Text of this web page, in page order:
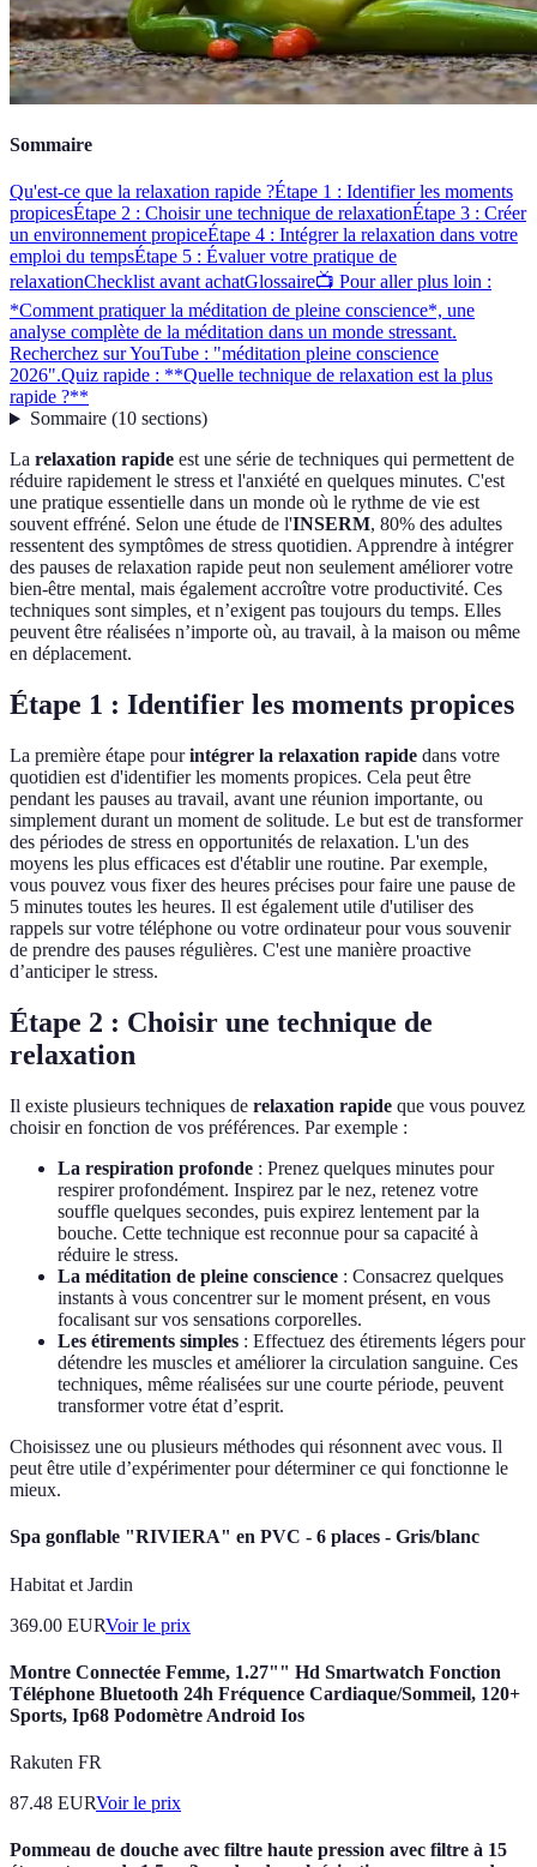
Sommaire
Qu'est-ce que la relaxation rapide ?Étape 1 : Identifier les moments
propicesÉtape 2 : Choisir une technique de relaxationÉtape 3 : Créer
un environnement propiceÉtape 4 : Intégrer la relaxation dans votre
emploi du tempsÉtape 5 : Évaluer votre pratique de
relaxationChecklist avant achatGlossaire📺 Pour aller plus loin :
*Comment pratiquer la méditation de pleine conscience*, une
analyse complète de la méditation dans un monde stressant.
Recherchez sur YouTube : "méditation pleine conscience
2026".Quiz rapide : **Quelle technique de relaxation est la plus
rapide ?**
Sommaire(10 sections)
La relaxation rapide est une série de techniques qui permettent de
réduire rapidement le stress et l'anxiété en quelques minutes. C'est
une pratique essentielle dans un monde où le rythme de vie est
souvent effréné. Selon une étude de l'INSERM, 80% des adultes
ressentent des symptômes de stress quotidien. Apprendre à intégrer
des pauses de relaxation rapide peut non seulement améliorer votre
bien-être mental, mais également accroître votre productivité. Ces
techniques sont simples, et n’exigent pas toujours du temps. Elles
peuvent être réalisées n’importe où, au travail, à la maison ou même
en déplacement.
Étape 1 : Identifier les moments propices
La première étape pourintégrer la relaxation rapide dans votre
quotidien est d'identifier les moments propices. Cela peut être
pendant les pauses au travail, avant une réunion importante, ou
simplement durant un moment de solitude. Le but est de transformer
des périodes de stress en opportunités de relaxation. L'un des
moyens les plus efficaces est d'établir une routine. Par exemple,
vous pouvez vous fixer des heures précises pour faire une pause de
5 minutes toutes les heures. Il est également utile d'utiliser des
rappels sur votre téléphone ou votre ordinateur pour vous souvenir
de prendre des pauses régulières. C'est une manière proactive
d’anticiper le stress.
Étape 2 : Choisir une technique de
relaxation
Il existe plusieurs techniques de relaxation rapide que vous pouvez
choisir en fonction de vos préférences. Par exemple :
La respiration profonde : Prenez quelques minutes pour
respirer profondément. Inspirez par le nez, retenez votre
souffle quelques secondes, puis expirez lentement par la
bouche. Cette technique est reconnue pour sa capacité à
réduire le stress.
La méditation de pleine conscience : Consacrez quelques
instants à vous concentrer sur le moment présent, en vous
focalisant sur vos sensations corporelles.
Les étirements simples : Effectuez des étirements légers pour
détendre les muscles et améliorer la circulation sanguine. Ces
techniques, même réalisées sur une courte période, peuvent
transformer votre état d’esprit.
Choisissez une ou plusieurs méthodes qui résonnent avec vous. Il
peut être utile d’expérimenter pour déterminer ce qui fonctionne le
mieux.
Spa gonflable "RIVIERA" en PVC - 6 places - Gris/blanc
Habitat et Jardin
369.00 EURVoir le prix
Montre Connectée Femme, 1.27"" Hd Smartwatch Fonction
Téléphone Bluetooth 24h Fréquence Cardiaque/Sommeil, 120+
Sports, Ip68 Podomètre Android Ios
Rakuten FR
87.48 EURVoir le prix
Pommeau de douche avec filtre haute pression avec filtre à 15